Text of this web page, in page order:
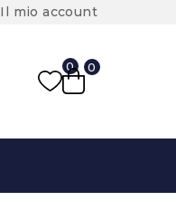
Il mio account
0 0